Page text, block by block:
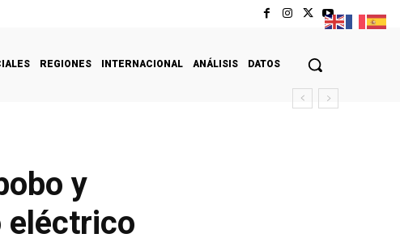
REGIONES INTERNACIONAL ANÁLISIS DATOS
y
eléctrico